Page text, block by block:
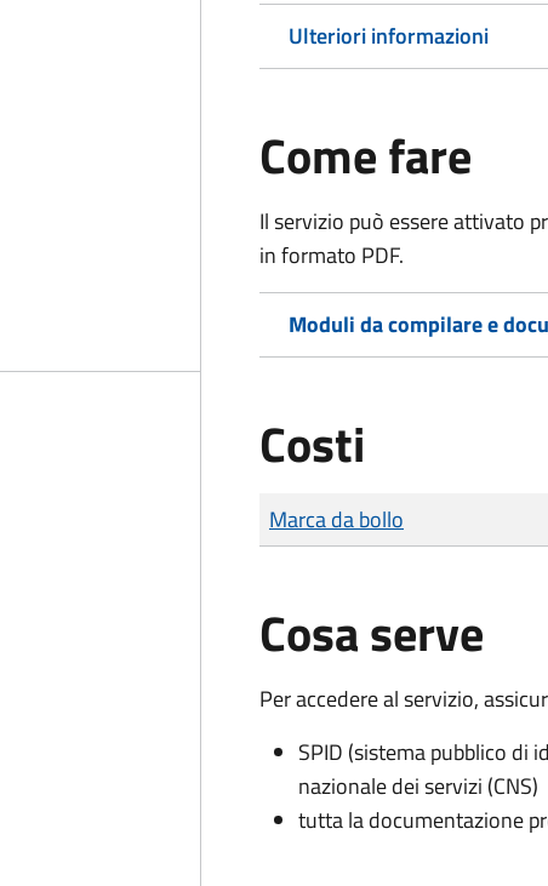
Ulteriori informazioni
Come fare
Il servizio può essere attivato
in formato PDF.
Moduli da compilare e
Costi
Tipo di pagamento
Importo
Marca da bollo
Cosa serve
Per accedere al servizio,
SPID (sistema pubblico di
nazionale dei servizi (CNS)
tutta la documentazione